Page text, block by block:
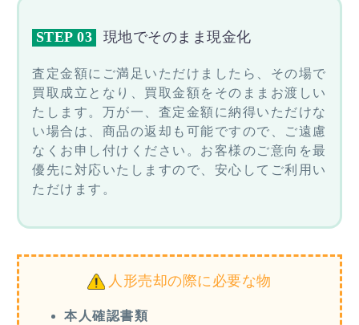
STEP 03 現地でそのまま現金化
査定金額にご満足いただけましたら、その場で
買取成立となり、買取金額をそのままお渡しい
たします。万が一、査定金額に納得いただけな
い場合は、商品の返却も可能ですので、ご遠慮
なくお申し付けください。お客様のご意向を最
優先に対応いたしますので、安心してご利用い
ただけます。
人形売却の際に必要な物
本人確認書類